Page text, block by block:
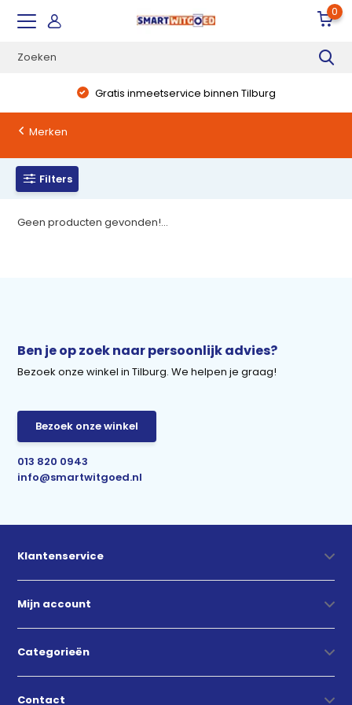
0
Gratis inmeetservice binnen Tilburg
Merken
Filters
Geen producten gevonden!...
Ben je op zoek naar persoonlijk advies?
Bezoek onze winkel in Tilburg. We helpen je graag!
Bezoek onze winkel
013 820 0943
info@smartwitgoed.nl
Klantenservice
Mijn account
Categorieën
Contact